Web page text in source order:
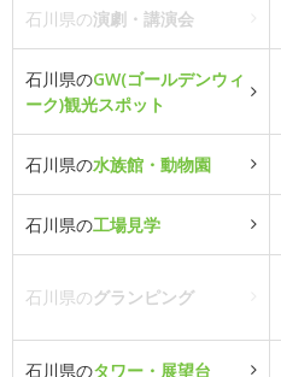
石川県の演劇・講演会
石川県のGW(ゴールデンウィ
ーク)観光スポット
石川県の水族館・動物園
石川県の工場見学
石川県のグランピング
石川県のタワー・展望台